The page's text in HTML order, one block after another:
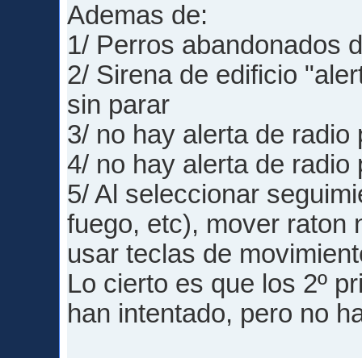
Ademas de:
1/ Perros abandonados
2/ Sirena de edificio
sin parar
3/ no hay alerta de radio
4/ no hay alerta de radio
5/ Al seleccionar
fuego, etc), mover raton
usar teclas de
Lo cierto es que los 2º
han intentado, pero no